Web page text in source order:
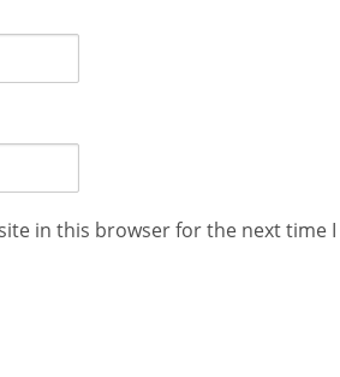
in this browser for the next time